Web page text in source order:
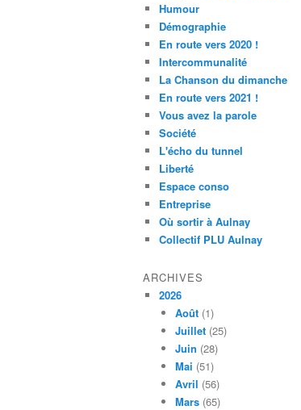
Humour
Démographie
En route vers 2020 !
Intercommunalité
La Chanson du dimanche
En route vers 2021 !
Vous avez la parole
Société
L'écho du tunnel
Liberté
Espace conso
Entreprise
Où sortir à Aulnay
Collectif PLU Aulnay
ARCHIVES
2026
Août (1)
Juillet (25)
Juin (28)
Mai (51)
Avril (56)
Mars (65)